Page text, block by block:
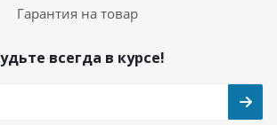
Гарантия на товар
всегда в курсе!